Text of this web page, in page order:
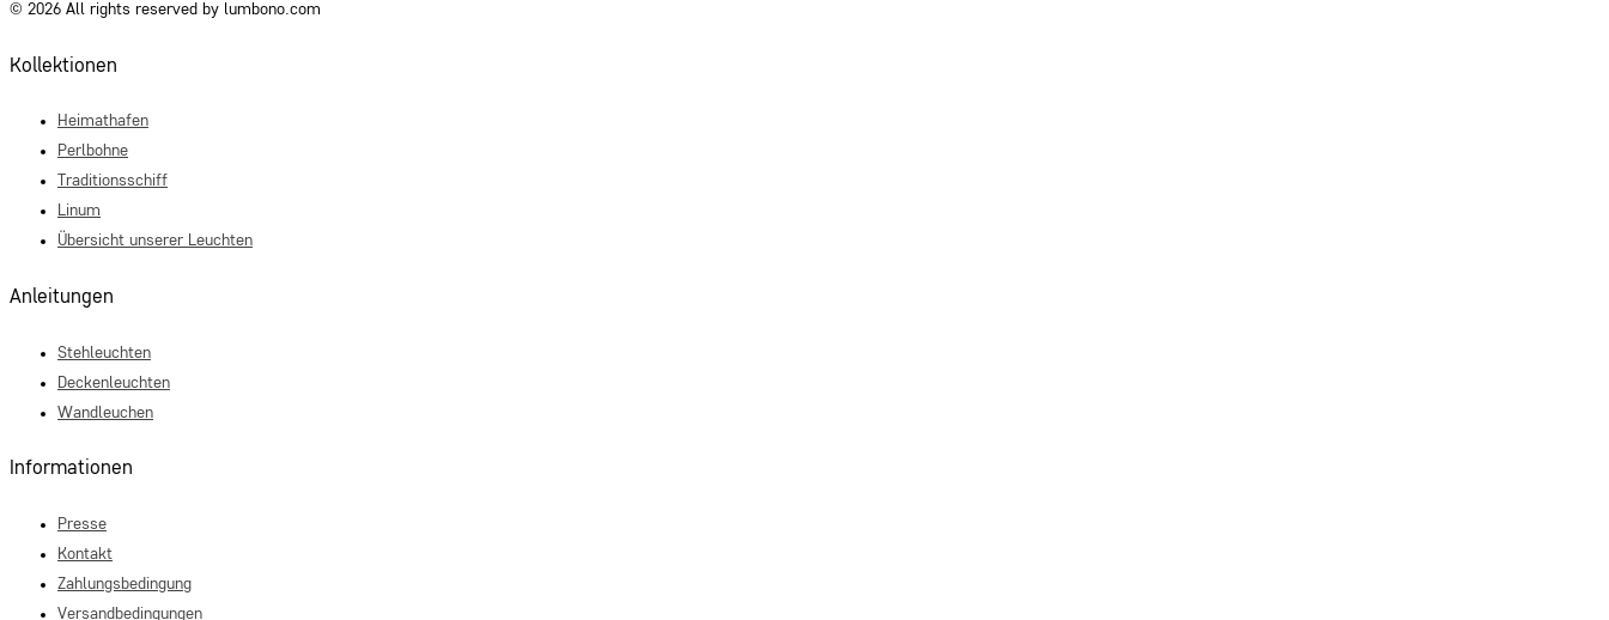
© 2026 All rights reserved by lumbono.com
Kollektionen
Heimathafen
Perlbohne
Traditionsschiff
Linum
Übersicht unserer Leuchten
Anleitungen
Stehleuchten
Deckenleuchten
Wandleuchen
Informationen
Presse
Kontakt
Zahlungsbedingung
Versandbedingungen